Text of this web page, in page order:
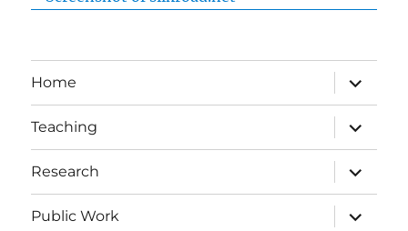
Home
expand
child
menu
Teaching
expand
child
menu
Research
expand
child
menu
Public Work
expand
child